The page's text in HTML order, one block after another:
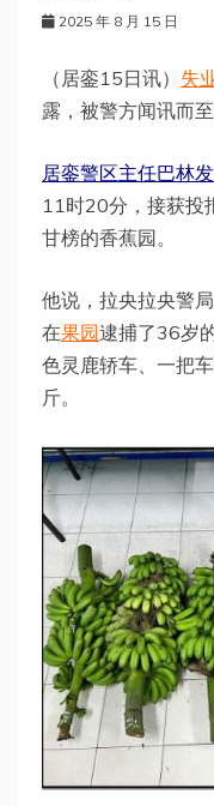
2025 年 8 月 15 日
（居銮15日讯） 失
露，被警方闻讯而至
居銮警区主任巴林
11时20分，接获投
甘榜的香蕉园。
他说，拉央拉央警
在果园逮捕了36岁
色灵鹿轿车、一把
斤。